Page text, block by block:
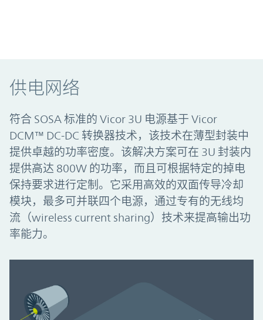
供电网络
符合 SOSA 标准的 Vicor 3U 电源基于 Vicor
DCM™ DC-DC 转换器技术，该技术在薄型封装中
提供卓越的功率密度。该解决方案可在 3U 封装内
提供高达 800W 的功率，而且可根据特定的掉电
保持要求进行定制。它采用高效的双面传导冷却
模块，最多可并联四个电源，通过专有的无线均
流（wireless current sharing）技术来提高输出功
率能力。